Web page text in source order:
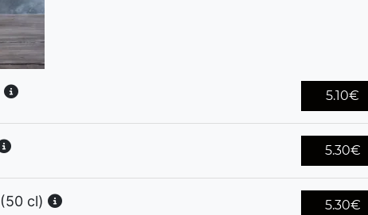
5.10€
5.30€
cl) 5.30€